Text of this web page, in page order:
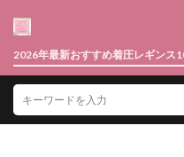
2026年最新おすすめ着圧レギンス